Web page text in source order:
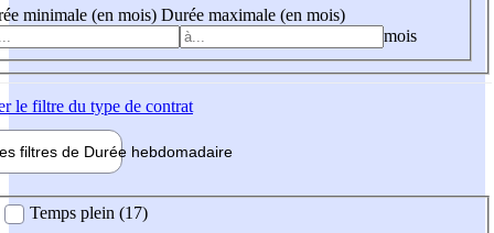
minimale (en mois) Durée maximale (en mois)
mois
le filtre du type de contrat
filtres de Durée hebdomadaire
Temps plein (17)